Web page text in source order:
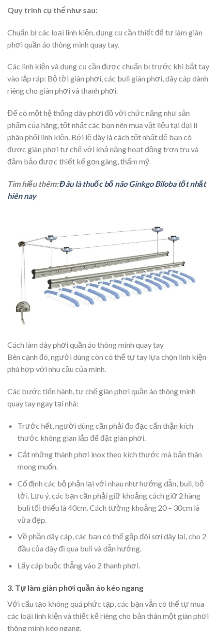
Quy trình cụ thể như sau:
Chuẩn bị các loại linh kiện, dụng cụ cần thiết để tự làm giàn
phơi quần áo thông minh quay tay.
Các linh kiện và dụng cụ cần được chuẩn bị trước khi bắt tay
vào lắp ráp: Bộ tời giàn phơi, các buli giàn phơi, dây cáp dành
riêng cho giàn phơi và thanh phơi.
Để có một hệ thống dây phơi đồ với chức năng như sản
phẩm của hãng, tốt nhất các bạn nên mua vật liệu tại đại lí
phân phối linh kiện. Bởi lẽ đây là cách tốt nhất để bạn có
được giàn phơi tự chế với khả năng hoạt động trơn tru và
đảm bảo được thiết kế gọn gàng, thẩm mỹ.
Tìm hiểu thêm:Đâu là thuốc bổ não Ginkgo Biloba tốt nhất
hiên nay
Cách làm dây phơi quần áo thông minh quay tay
Bên cạnh đó, người dùng còn có thể tự tay lựa chọn linh kiện
phù hợp với nhu cầu của mình.
Các bước tiến hành, tự chế giàn phơi quần áo thông minh
quay tay ngay tại nhà:
Trước hết, người dùng cần phải đo đạc cẩn thận kích
thước không gian lắp để đặt giàn phơi.
Cắt những thành phơi inox theo kích thước mà bản thân
mong muốn.
Cố định các bộ phận lại với nhau như hướng dẫn, buli, bộ
tời. Lưu ý, các bạn cần phải giữ khoảng cách giữ 2 hàng
buli tối thiểu là 40cm. Cách tường khoảng 20 – 30cm là
vừa đẹp.
Về phần dây cáp, các bạn có thể gập đôi sợi dây lại, cho 2
đầu của dây đi qua buli và dẫn hướng.
Lấy cáp buộc thẳng vào 2 thanh phơi.
3. Tự làm giàn phơi quần áo kéo ngang
Với cấu tạo không quá phức tạp, các bạn vẫn có thể tự mua
các loại linh kiện và thiết kế riêng cho bản thân một giàn phơi
thông minh kéo ngang.